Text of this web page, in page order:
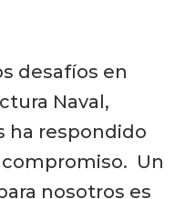
con buena
pudieran
para que su
de la
desafíos en
Naval,
ha respondido
Un
nosotros es